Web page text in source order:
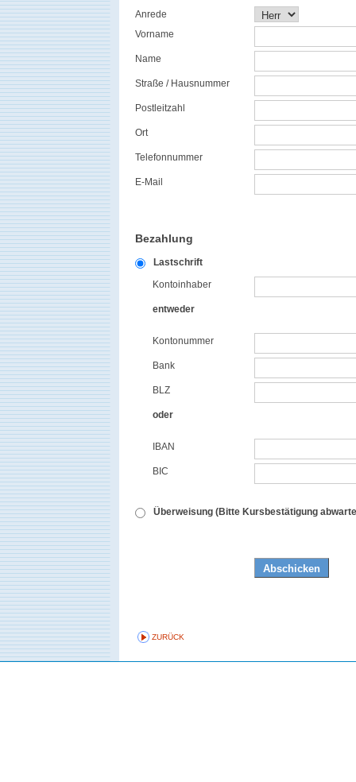
Anrede
Vorname
Name
Straße / Hausnummer
Postleitzahl
Ort
Telefonnummer
E-Mail
Bezahlung
Lastschrift
Kontoinhaber
entweder
Kontonummer
Bank
BLZ
oder
IBAN
BIC
Überweisung (Bitte Kursbestätigung
ZURÜCK